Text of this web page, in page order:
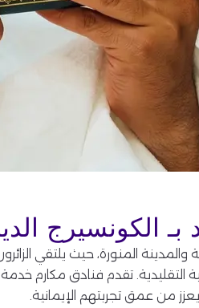
بـ الكونسيرج
المنورة، حيث يلتقي
التقليدية. تقدم فنادق مكارم خدمة
من عمق تجربتهم الإيمانية.